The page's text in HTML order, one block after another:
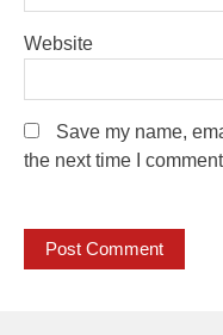
Website
Save my name,
the next time I